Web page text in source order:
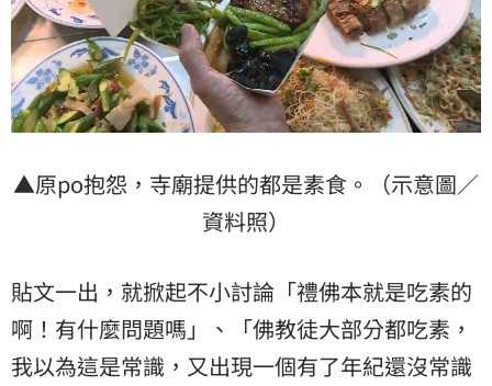
▲原po抱怨，寺廟提供的都是素食。（示意圖／
資料照）
貼文一出，就掀起不小討論「禮佛本就是吃素的
啊！有什麼問題嗎」、「佛教徒大部分都吃素，
我以為這是常識，又出現一個有了年紀還沒常識